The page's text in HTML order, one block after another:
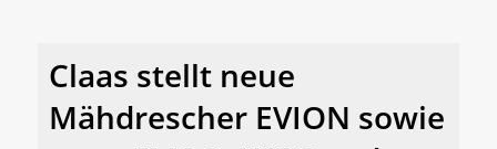
Claas stellt neue
Mähdrescher EVION sowie